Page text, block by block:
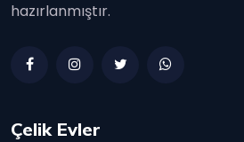
hazırlanmıştır.
Çelik Evler